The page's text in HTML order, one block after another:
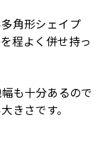
角形シェイプ
程よく併せ持っ
も十分あるので
きさです。